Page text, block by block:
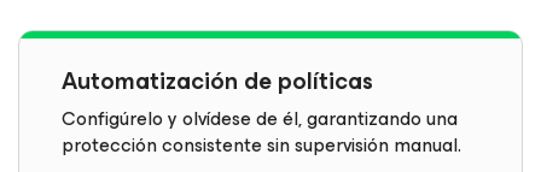
Automatización de políticas
Configúrelo y olvídese de él, garantizando una
protección consistente sin supervisión manual.